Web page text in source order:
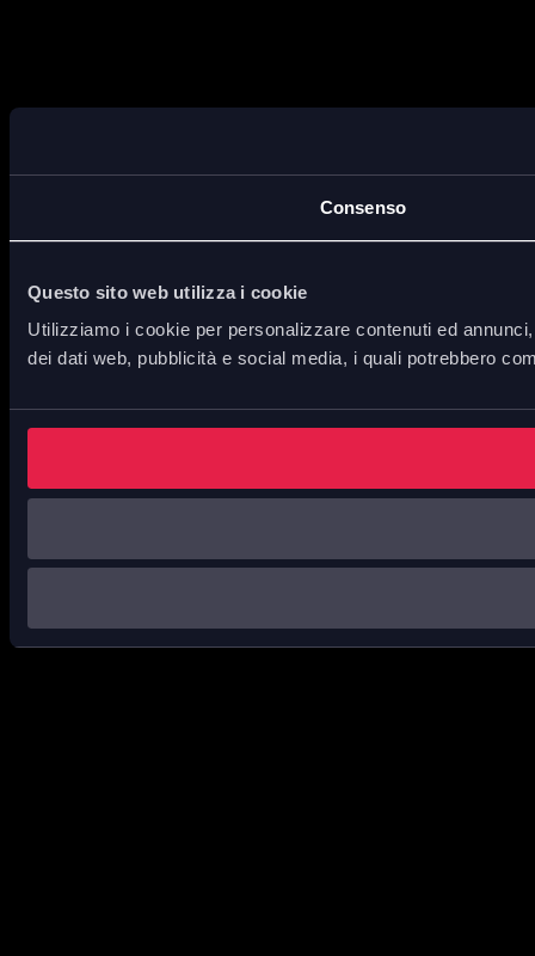
Consenso
Questo sito web utilizza i cookie
Utilizziamo i cookie per personalizzare contenuti ed
dei dati web, pubblicità e social media, i quali potrebbero